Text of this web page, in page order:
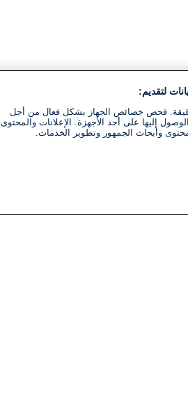
لتقديم:
فحص خصائص الجهاز بشكل فعال من أجل
إليها على أحد الأجهزة. الإعلانات والمحتوى
وأبحاث الجمهور وتطوير الخدمات.